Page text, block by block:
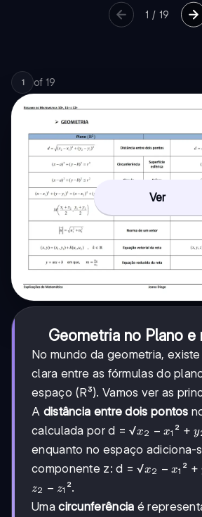
1 / 19
1 of 19
Ver
Geometria no Plano e
No mundo da geometria,
clara entre as fórmulas do
espaço (R³). Vamos ver as
A distância entre dois pontos
calculada por d = √x₂-
x₁
x2 − x1 ² +
y₁
y
enquanto no espaço adiciona-
componente z: d = √x₂-
x2 − x1 ² +
z₂-
z₁
z2 − z1 ².
Umacircunferência é